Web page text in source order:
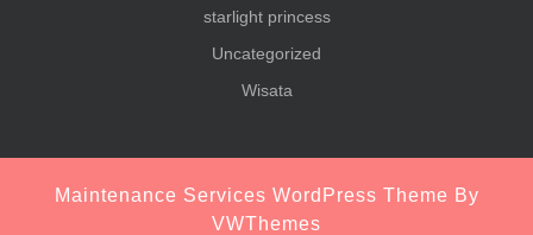
starlight princess
Uncategorized
Wisata
Maintenance Services WordPress Theme By
VWThemes